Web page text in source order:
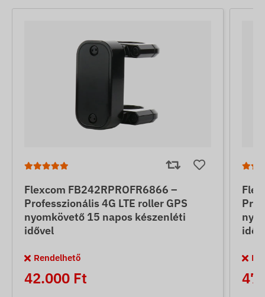
Flexcom FB242RPROFR6866 –
Professzionális 4G LTE roller GPS
nyomkövető 15 napos készenléti
idővel
Rendelhető
42.000 Ft